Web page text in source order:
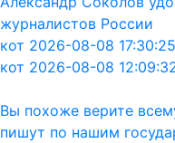
журналистов России
кот 2026-08-08 17:30:25
кот 2026-08-08
Вы похоже верите
пишут по нашим